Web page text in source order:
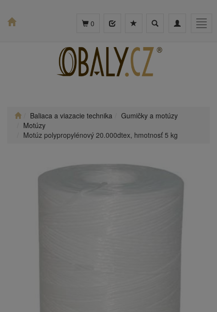
Toggle
Toggle
0
Baliaca a viazacie technika
Gumičky a motúzy
Motúzy
Motúz polypropylénový 20.000dtex, hmotnosť 5 kg